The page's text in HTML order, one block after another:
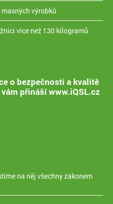
výrobků
více než 130 kilogramů
o bezpečnosti a kvalitě
přináší www.iQSL.cz
na něj všechny zákonem